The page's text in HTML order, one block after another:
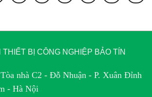
BỊ CÔNG NGHIỆP BẢO TÍN
nhà C2 - Đỗ Nhuận - P. Xuân Đỉnh
- Hà Nội